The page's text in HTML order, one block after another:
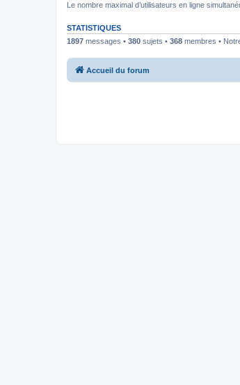
Le nombre maximal d’utilisateurs en ligne
STATISTIQUES
1897 messages • 380 sujets • 368 membres •
Accueil du forum